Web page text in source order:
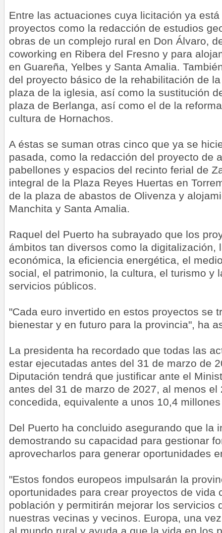
Entre las actuaciones cuya licitación ya
proyectos como la redacción de estudios
obras de un complejo rural en Don Álvaro,
coworking en Ribera del Fresno y para
en Guareña, Yelbes y Santa Amalia.
del proyecto básico de la rehabilitación de
plaza de la iglesia, así como la sustitución
plaza de Berlanga, así como el de la
cultura de Hornachos.
A éstas se suman otras cinco que ya se
pasada, como la redacción del proyecto de
pabellones y espacios del recinto ferial de
integral de la Plaza Reyes Huertas en
de la plaza de abastos de Olivenza y
Manchita y Santa Amalia.
Raquel del Puerto ha subrayado que los
ámbitos tan diversos como la digitalización,
económica, la eficiencia energética, el
social, el patrimonio, la cultura, el turismo y
servicios públicos.
"Cada euro invertido en estos proyectos se
bienestar y en futuro para la provincia", ha
La presidenta ha recordado que todas las
estar ejecutadas antes del 31 de marzo de
Diputación tendrá que justificar ante el
antes del 31 de marzo de 2027, al menos el
concedida, equivalente a unos 10,4
Del Puerto ha concluido asegurando que la
demostrando su capacidad para gestionar
aprovecharlos para generar oportunidades
"Estos fondos europeos impulsarán la
oportunidades para crear proyectos de vida
población y permitirán mejorar los servicios
nuestras vecinas y vecinos. Europa, una